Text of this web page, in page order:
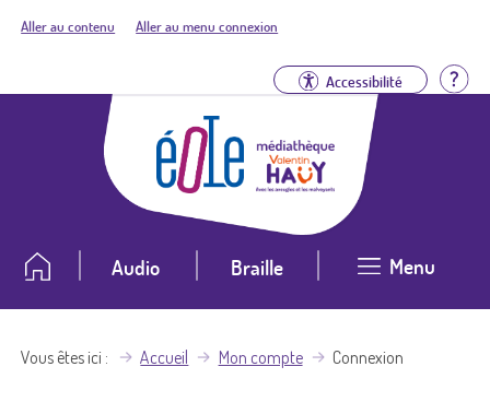
Aller au contenu Aller au menu connexion
Accessibilité
Audio Braille Menu
Vous êtes ici Accueil Mon compte Connexion